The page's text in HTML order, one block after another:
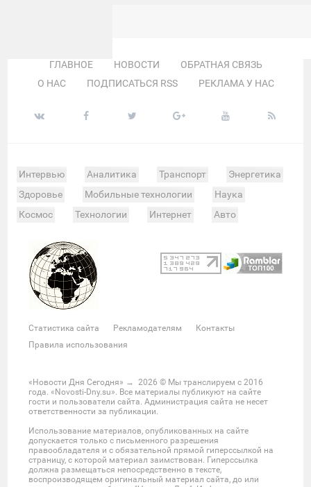
ГЛАВНОЕ НОВОСТИ
ОБРАТНАЯ СВЯЗЬ
О НАС
ПОДПИСАТЬСЯ RSS РЕКЛАМА У НАС
Интервью Аналитика Транспорт
Энергетика
Здоровье
Мобильные технологии
Наука
Космос
Технологии Интернет
Авто
Велоспорт
Покер Хоккей
Баскетбол
Мотор
Теннис Футбол
Фото и видео
Судьи
Статистика
Звезды
Скандалы Шоу-бизнес
Интервью
Мнения
Общество Реформы
Законы
Власть
Мир Россия
Ростов-на-Дону
Нижний Новгород
Казань
Омск
Красноярск Новосибирс
Екатеринбург
Крым
Забайкальский край Украина
Статистика сайта Рекламодателям
Контакты
Правила использования
«Новости Дня Сегодня» →2026 © Мы транслируем с 2016
года. «Novosti-Dny.su». Все материалы публикуют на сайте
гости и пользователи сайта. Администрация сайта не несет
ответственности за публикации.
Использование материалов, опубликованных на сайте
допускается только с письменного разрешения
правообладателя и с обязательной прямой гиперссылкой на
страницу, с которой материал заимствован. Гиперссылка
должна размещаться непосредственно в тексте,
воспроизводящем оригинальный материал сайта, до или